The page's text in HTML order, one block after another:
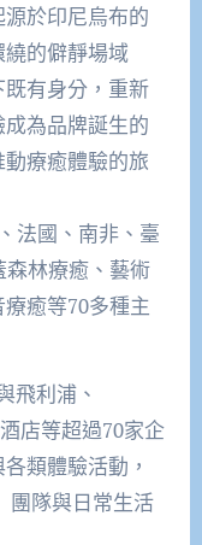
於印尼烏布的
的僻靜場域
有身分，重新
為品牌誕生的
療癒體驗的旅
法國、南非、臺
林療癒、藝術
癒等70多種主
飛利浦、
店等超過70家企
類體驗活動，
團隊與日常生活